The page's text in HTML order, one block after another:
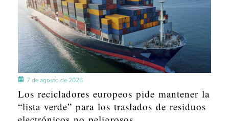
7 de agosto de 2026
Los recicladores europeos pide mantener la
“lista verde” para los traslados de residuos